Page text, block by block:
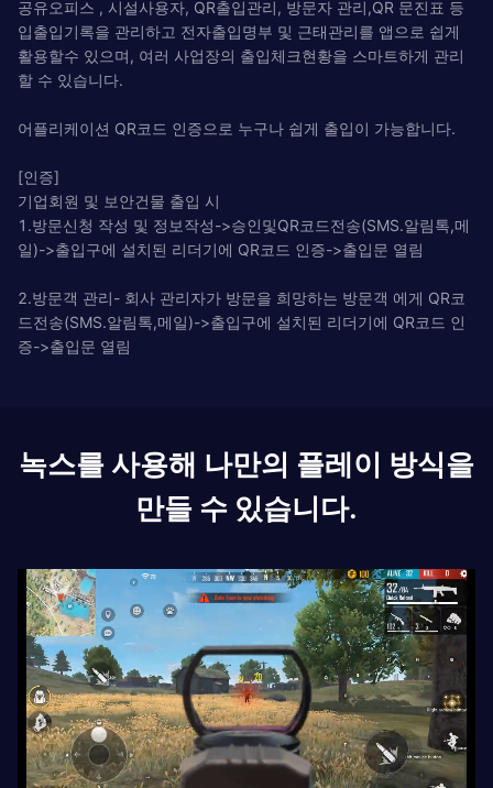
공유오피스 , 시설사용자, QR출입관리, 방문자 관리,QR 문진표 등
입출입기록을 관리하고 전자출입명부 및 근태관리를 앱으로 쉽게
활용할수 있으며, 여러 사업장의 출입체크현황을 스마트하게 관리
할 수 있습니다.
어플리케이션 QR코드 인증으로 누구나 쉽게 출입이 가능합니다.
[인증]
기업회원 및 보안건물 출입 시
1.방문신청 작성 및 정보작성->승인및QR코드전송(SMS.알림톡,메
일)->출입구에 설치된 리더기에 QR코드 인증->출입문 열림
2.방문객 관리- 회사 관리자가 방문을 희망하는 방문객 에게 QR코
드전송(SMS.알림톡,메일)->출입구에 설치된 리더기에 QR코드 인
증->출입문 열림
녹스를 사용해 나만의 플레이 방식을
만들 수 있습니다.